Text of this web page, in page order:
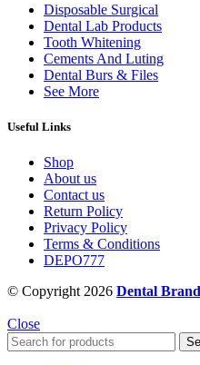
Disposable Surgical
Dental Lab Products
Tooth Whitening
Cements And Luting
Dental Burs & Files
See More
Useful Links
Shop
About us
Contact us
Return Policy
Privacy Policy
Terms & Conditions
DEPO777
© Copyright 2026 Dental
Close